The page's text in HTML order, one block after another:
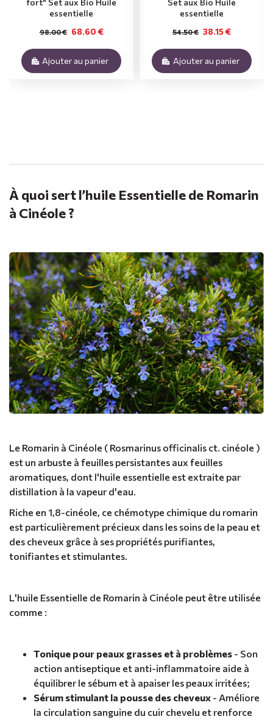
fort" Set aux Bio Huile
essentielle
68.60 €
98.00 €
Ajouter au panier
Set aux Bio Huile
essentielle
38.15 €
54.50 €
Ajouter au panier
À quoi sert l’huile Essentielle de Romarin
à Cinéole ?
Le Romarin à Cinéole ( Rosmarinus officinalis ct. cinéole )
est un arbuste à feuilles persistantes aux feuilles
aromatiques, dont l'huile essentielle est extraite par
distillation à la vapeur d'eau.
Riche en 1,8-cinéole, ce chémotype chimique du romarin
est particulièrement précieux dans les soins de la peau et
des cheveux grâce à ses propriétés purifiantes,
tonifiantes et stimulantes.
L'huile Essentielle de Romarin à Cinéole peut être utilisée
comme :
Tonique pour peaux grasses et à problèmes - Son
action antiseptique et anti-inflammatoire aide à
équilibrer le sébum et à apaiser les peaux irritées;
Sérum stimulant la pousse des cheveux - Améliore
la circulation sanguine du cuir chevelu et renforce